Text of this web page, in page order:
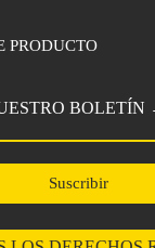
PRODUCTO
BOLETÍN
Suscribir